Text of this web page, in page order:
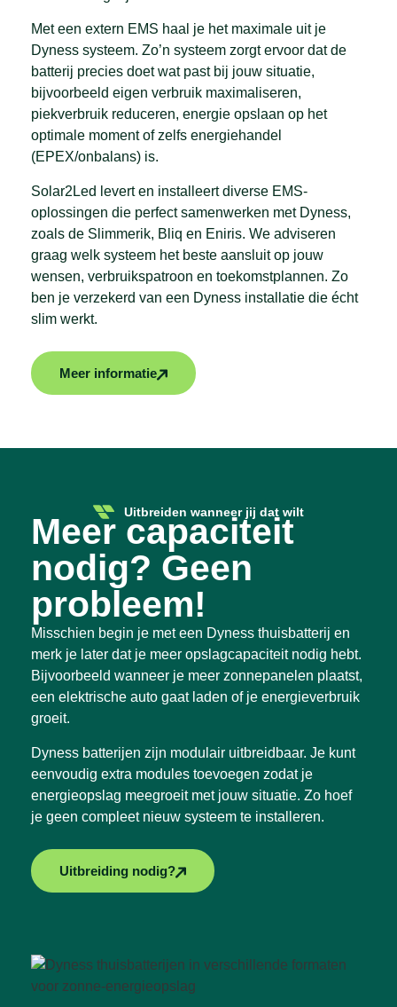
Met een extern EMS haal je het maximale uit je
Dyness systeem. Zo’n systeem zorgt ervoor dat de
batterij precies doet wat past bij jouw situatie,
bijvoorbeeld eigen verbruik maximaliseren,
piekverbruik reduceren, energie opslaan op het
optimale moment of zelfs energiehandel
(EPEX/onbalans) is.
Solar2Led levert en installeert diverse EMS-
oplossingen die perfect samenwerken met Dyness,
zoals de Slimmerik, Bliq en Eniris. We adviseren
graag welk systeem het beste aansluit op jouw
wensen, verbruikspatroon en toekomstplannen. Zo
ben je verzekerd van een Dyness installatie die écht
slim werkt.
Meer informatie
Uitbreiden wanneer jij dat wilt
Meer capaciteit
nodig? Geen
probleem!
Misschien begin je met een Dyness thuisbatterij en
merk je later dat je meer opslagcapaciteit nodig hebt.
Bijvoorbeeld wanneer je meer zonnepanelen plaatst,
een elektrische auto gaat laden of je energieverbruik
groeit.
Dyness batterijen zijn modulair uitbreidbaar. Je kunt
eenvoudig extra modules toevoegen zodat je
energieopslag meegroeit met jouw situatie. Zo hoef
je geen compleet nieuw systeem te installeren.
Uitbreiding nodig?